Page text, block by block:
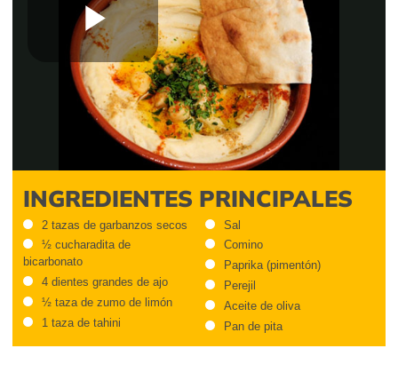
Play
Video
INGREDIENTES PRINCIPALES
2 tazas de garbanzos secos
½ cucharadita de
bicarbonato
4 dientes grandes de ajo
½ taza de zumo de limón
1 taza de tahini
Sal
Comino
Paprika (pimentón)
Perejil
Aceite de oliva
Pan de pita